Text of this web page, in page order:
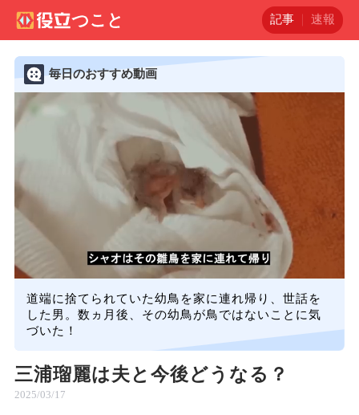
記事 速報
毎日のおすすめ動画
道端に捨てられていた幼鳥を家に連れ帰り、世話を
した男。数ヵ月後、その幼鳥が鳥ではないことに気
づいた！
三浦瑠麗は夫と今後どうなる？
2025/03/17